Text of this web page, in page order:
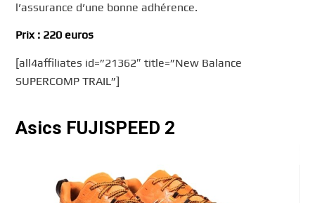
l’assurance d’une bonne adhérence.
Prix : 220 euros
[all4affiliates id=”21362″ title=”New Balance
SUPERCOMP TRAIL”]
Asics FUJISPEED 2